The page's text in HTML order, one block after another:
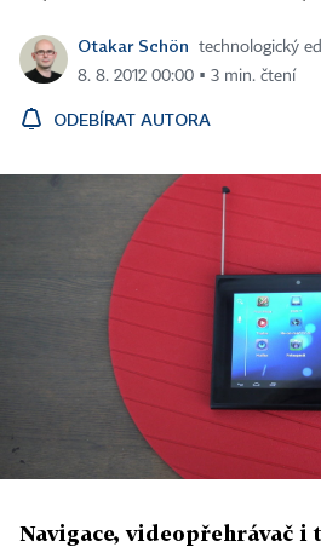
Otakar Schön
technologický
8. 8. 2012 00:00 ▪ 3 min. čtení
ODEBÍRAT AUTORA
Navigace, videopřehrávač i